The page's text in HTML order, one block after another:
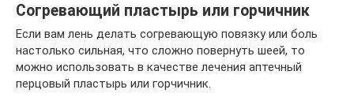
Согревающий пластырь или горчичник
Если вам лень делать согревающую повязку или боль
настолько сильная, что сложно повернуть шеей, то
можно использовать в качестве лечения аптечный
перцовый пластырь или горчичник.